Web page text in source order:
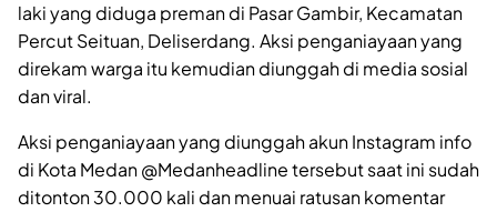
laki yang diduga preman di Pasar Gambir, Kecamatan
Percut Seituan, Deliserdang. Aksi penganiayaan yang
direkam warga itu kemudian diunggah di media sosial
dan viral.
Aksi penganiayaan yang diunggah akun Instagram info
di Kota Medan @Medanheadline tersebut saat ini sudah
ditonton 30.000 kali dan menuai ratusan komentar